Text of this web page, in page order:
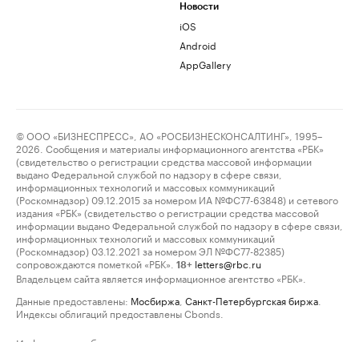
Новости
iOS
Android
AppGallery
© ООО «БИЗНЕСПРЕСС», АО «РОСБИЗНЕСКОНСАЛТИНГ», 1995–
2026. Сообщения и материалы информационного агентства «РБК»
(свидетельство о регистрации средства массовой информации
выдано Федеральной службой по надзору в сфере связи,
информационных технологий и массовых коммуникаций
(Роскомнадзор) 09.12.2015 за номером ИА №ФС77-63848) и сетевого
издания «РБК» (свидетельство о регистрации средства массовой
информации выдано Федеральной службой по надзору в сфере связи,
информационных технологий и массовых коммуникаций
(Роскомнадзор) 03.12.2021 за номером ЭЛ №ФС77-82385)
сопровождаются пометкой «РБК».
18+ letters@rbc.ru
Владельцем сайта является информационное агентство «РБК».
Данные предоставлены: Мосбиржа Санкт-Петербургская биржа
Индексы облигаций предоставлены Cbonds.